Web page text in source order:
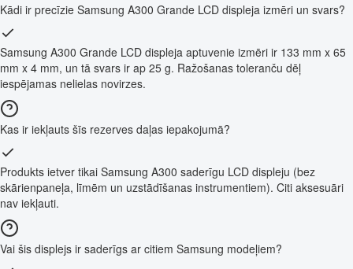
Kādi ir precīzie Samsung A300 Grande LCD displeja izmēri un svars?
Samsung A300 Grande LCD displeja aptuvenie izmēri ir 133 mm x 65
mm x 4 mm, un tā svars ir ap 25 g. Ražošanas toleranču dēļ
iespējamas nelielas novirzes.
Kas ir iekļauts šīs rezerves daļas iepakojumā?
Produkts ietver tikai Samsung A300 saderīgu LCD displeju (bez
skārienpaneļa, līmēm un uzstādīšanas instrumentiem). Citi aksesuāri
nav iekļauti.
Vai šis displejs ir saderīgs ar citiem Samsung modeļiem?